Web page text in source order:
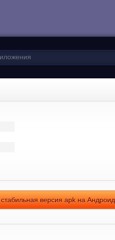
версия apk на Андроид